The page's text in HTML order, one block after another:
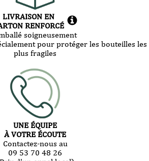
LIVRAISON EN
RENFORCÉ
soigneusement
pour protéger les bouteilles les
plus fragiles
UNE ÉQUIPE
À VOTRE ÉCOUTE
Contactez-nous au
09 53 70 48 26